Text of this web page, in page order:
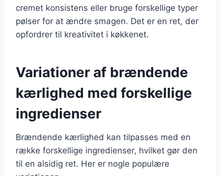
cremet konsistens eller bruge forskellige typer
pølser for at ændre smagen. Det er en ret, der
opfordrer til kreativitet i køkkenet.
Variationer af brændende
kærlighed med forskellige
ingredienser
Brændende kærlighed kan tilpasses med en
række forskellige ingredienser, hvilket gør den
til en alsidig ret. Her er nogle populære